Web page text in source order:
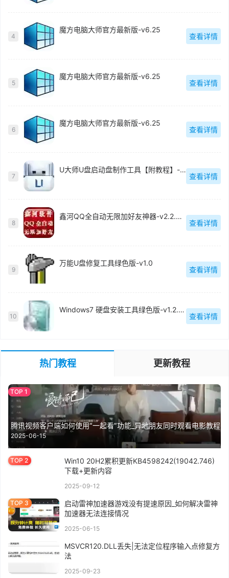
4
魔方电脑大师官方最新版-v6.25
查看详情
5
魔方电脑大师官方最新版-v6.25
查看详情
6
魔方电脑大师官方最新版-v6.25
查看详情
7
U大师U盘启动盘制作工具【附教程】-v【】
查看详情
8
鑫河QQ全自动无限加好友神器-v2.2.3.6
查看详情
9
万能U盘修复工具绿色版-v1.0
查看详情
10
Windows7 硬盘安装工具绿色版-v1.2.0.62
查看详情
热门教程 更新教程
腾讯视频客户端如何使用“一起看”功能_异地朋友同时观看电影教程
2025-06-15
Win10 20H2累积更新KB4598242(19042.746)
下载+更新内容
2025-09-12
启动雷神加速器游戏没有提速原因_如何解决雷神
加速器无法连接情况
2025-06-15
MSVCR120.DLL丢失|无法定位程序输入点修复方
法
2025-09-23